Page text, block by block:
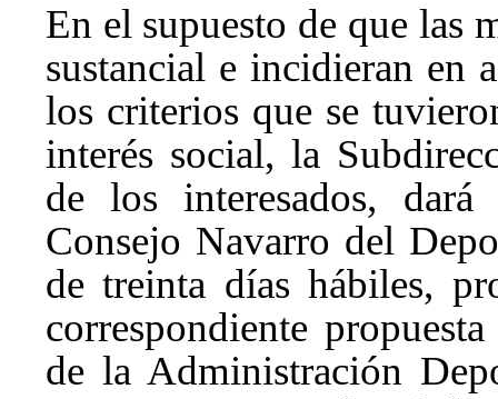
En el supuesto de que las
sustancial e incidieran en
los criterios que se
interés social, la
de los interesados,
Consejo Navarro del
de treinta días hábiles,
correspondiente
de la Administración